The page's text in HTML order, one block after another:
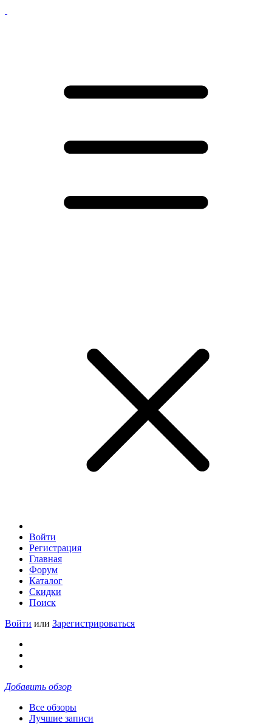
Войти
Регистрация
Главная
Форум
Каталог
Скидки
Поиск
Войти или Зарегистрироваться
Добавить обзор
Все обзоры
Лучшие записи